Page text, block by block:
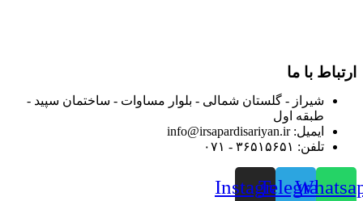
ارتباط با ما
شیراز - گلستان شمالی - بلوار مساوات - ساختمان سپید -
طبقه اول
ایمیل: info@irsapardisariyan.ir
تلفن: ۳۶۵۱۵۶۵۱ - ۰۷۱
Telegram
Instagram